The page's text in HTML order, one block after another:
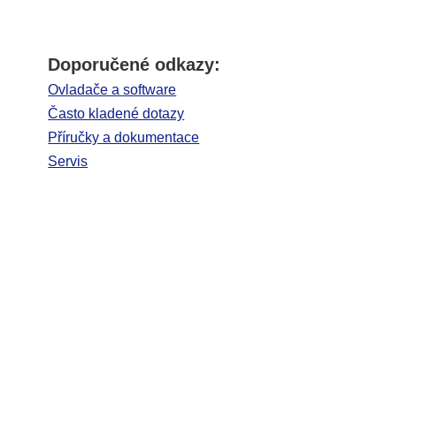
Doporučené odkazy:
Ovladače a software
Často kladené dotazy
Příručky a dokumentace
Servis